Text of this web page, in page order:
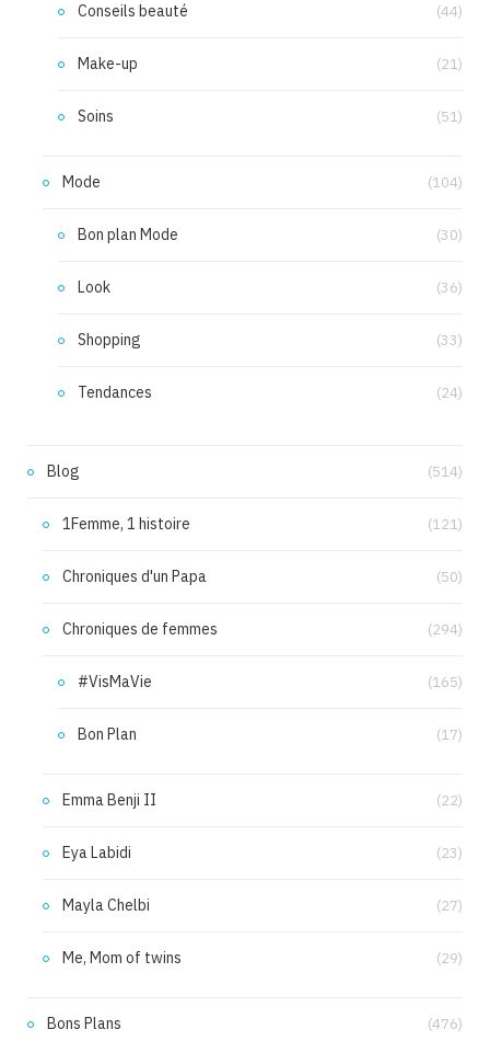
Conseils beauté (44)
Make-up (21)
Soins (51)
Mode (104)
Bon plan Mode (30)
Look (36)
Shopping (33)
Tendances (24)
Blog (514)
1Femme, 1 histoire (121)
Chroniques d'un Papa (50)
Chroniques de femmes (294)
#VisMaVie (165)
Bon Plan (17)
Emma Benji II (22)
Eya Labidi (23)
Mayla Chelbi (27)
Me, Mom of twins (29)
Bons Plans (476)